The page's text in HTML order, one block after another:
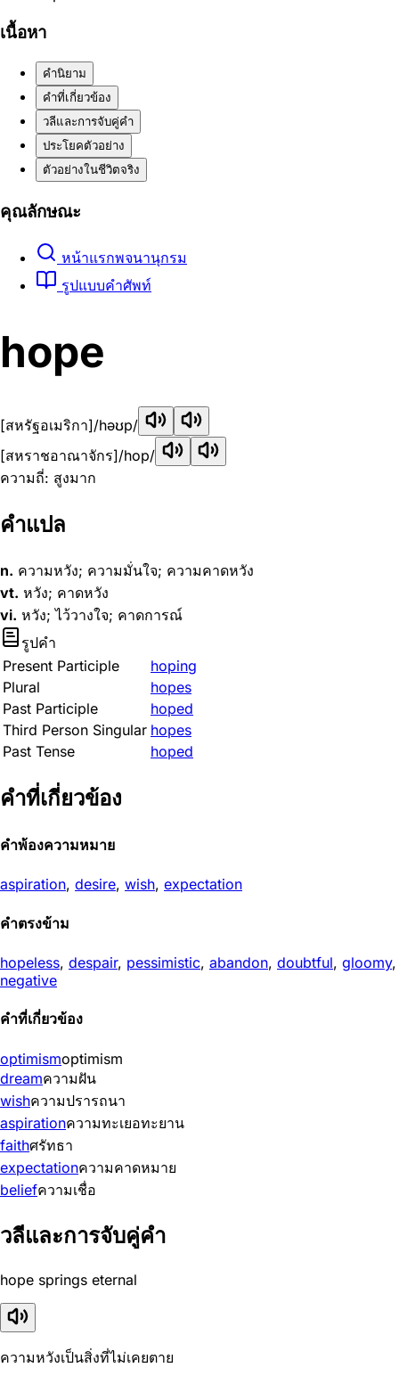
เนื้อหา
คำนิยาม
คำที่เกี่ยวข้อง
วลีและการจับคู่คำ
ประโยคตัวอย่าง
ตัวอย่างในชีวิตจริง
คุณลักษณะ
หน้าแรกพจนานุกรม
รูปแบบคำศัพท์
hope
[สหรัฐอเมริกา]/həʊp/
[สหราชอาณาจักร]/hop/
ความถี่: สูงมาก
คำแปล
n. ความหวัง; ความมั่นใจ; ความคาดหวัง
vt. หวัง; คาดหวัง
vi. หวัง; ไว้วางใจ; คาดการณ์
รูปคำ
Present Participle
hoping
Plural
hopes
Past Participle
hoped
Third Person Singular hopes
Past Tense
hoped
คำที่เกี่ยวข้อง
คำพ้องความหมาย
aspiration, desire, wish, expectation
คำตรงข้าม
hopeless, despair, pessimistic, abandon, doubtful, gloomy,
negative
คำที่เกี่ยวข้อง
optimismoptimism
dreamความฝัน
wishความปรารถนา
aspirationความทะเยอทะยาน
faithศรัทธา
expectationความคาดหมาย
beliefความเชื่อ
วลีและการจับคู่คำ
hope springs eternal
ความหวังเป็นสิ่งที่ไม่เคยตาย